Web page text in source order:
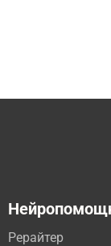
Рерайтер